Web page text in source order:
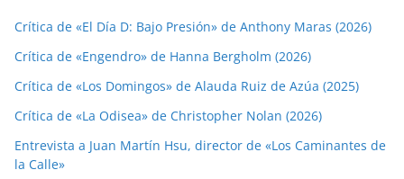
Crítica de «El Día D: Bajo Presión» de Anthony Maras (2026)
Crítica de «Engendro» de Hanna Bergholm (2026)
Crítica de «Los Domingos» de Alauda Ruiz de Azúa (2025)
Crítica de «La Odisea» de Christopher Nolan (2026)
Entrevista a Juan Martín Hsu, director de «Los Caminantes de
la Calle»